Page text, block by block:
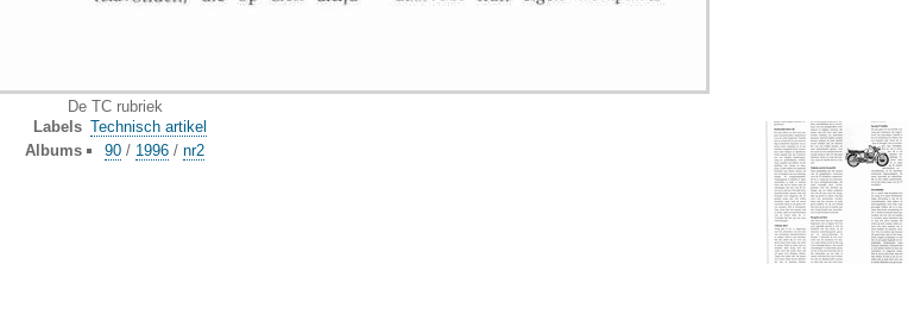
De TC rubriek
Labels Technisch artikel
Albums
90 / 1996 /nr2